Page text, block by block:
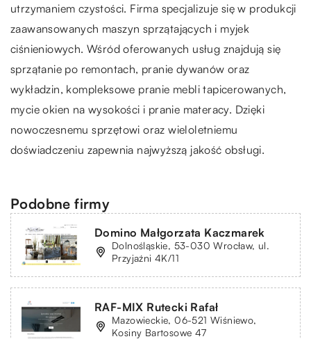
utrzymaniem czystości. Firma specjalizuje się w produkcji
zaawansowanych maszyn sprzątających i myjek
ciśnieniowych. Wśród oferowanych usług znajdują się
sprzątanie po remontach, pranie dywanów oraz
wykładzin, kompleksowe pranie mebli tapicerowanych,
mycie okien na wysokości i pranie materacy. Dzięki
nowoczesnemu sprzętowi oraz wieloletniemu
doświadczeniu zapewnia najwyższą jakość obsługi.
Podobne firmy
Domino Małgorzata Kaczmarek
Dolnośląskie, 53-030 Wrocław, ul.
Przyjaźni 4K/11
RAF-MIX Rutecki Rafał
Mazowieckie, 06-521 Wiśniewo,
Kosiny Bartosowe 47